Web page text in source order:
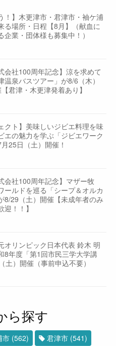
！】木更津市・君津市・袖ケ浦
る場所・日程【8月】（献血に
企業・団体様も募集中！）
会社100周年記念】涼を求めて
温泉バスツアー」が8/6（木）
君津・木更津発着あり】
クト】美味しいジビエ料理を味
エの魅力を学ぶ「ジビエワーク
25日（土）開催！
会社100周年記念】マザー牧
ールドを巡る「シープ＆オルカ
8/29（土）開催【未成年者のみ
！！】
オリンピック日本代表 鈴木 明
8年度「第1回市民三学大学講
土）開催（事前申込不要）
ら探す
市 (562) 君津市 (541)